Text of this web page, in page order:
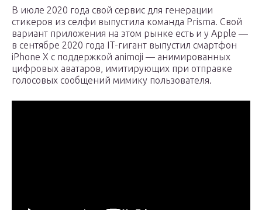
В июле 2020 года свой сервис для генерации
стикеров из селфи выпустила команда Prisma. Свой
вариант приложения на этом рынке есть и у Apple —
в сентябре 2020 года IT-гигант выпустил смартфон
iPhone X с поддержкой animoji — анимированных
цифровых аватаров, имитирующих при отправке
голосовых сообщений мимику пользователя.